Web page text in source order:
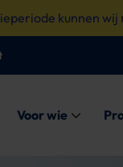
kunnen
Voor wie